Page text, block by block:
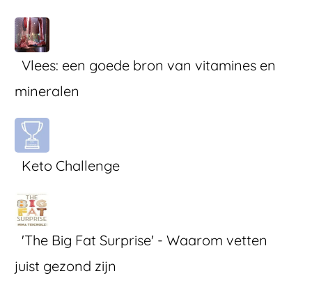
Vlees: een goede bron van vitamines en
mineralen
Keto Challenge
'The Big Fat Surprise' - Waarom vetten
juist gezond zijn